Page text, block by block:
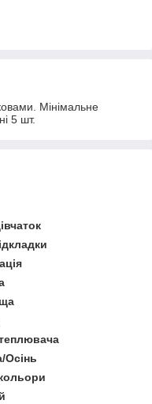
Мінімальне
5 шт.
Осінь
кольори